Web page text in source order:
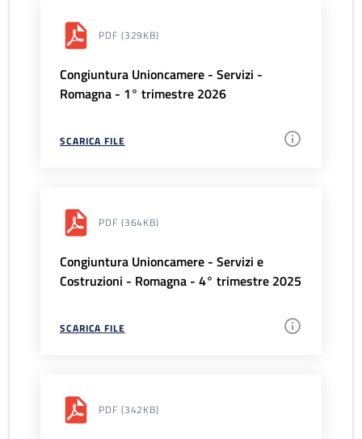
PDF (329KB)
Congiuntura Unioncamere - Servizi -
Romagna - 1° trimestre 2026
SCARICA FILE
PDF (364KB)
Congiuntura Unioncamere - Servizi e
Costruzioni - Romagna - 4° trimestre 2025
SCARICA FILE
PDF (342KB)